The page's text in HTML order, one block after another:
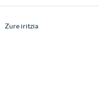
Zure iritzia